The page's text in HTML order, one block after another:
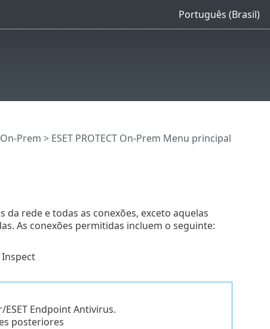
Português (Brasil)
Prem > ESET PROTECT On-Prem Menu principal
rede e todas as conexões, exceto aquelas
As conexões permitidas incluem o seguinte:
Inspect
Endpoint Antivirus.
posteriores